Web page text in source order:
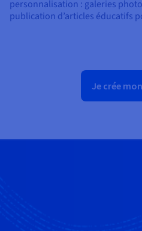
personnalisation : galeries
publication d’articles éducatifs
Je crée